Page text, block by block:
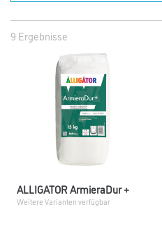
9 Ergebnisse
ALLIGATOR ArmieraDur +
Weitere Varianten verfügbar